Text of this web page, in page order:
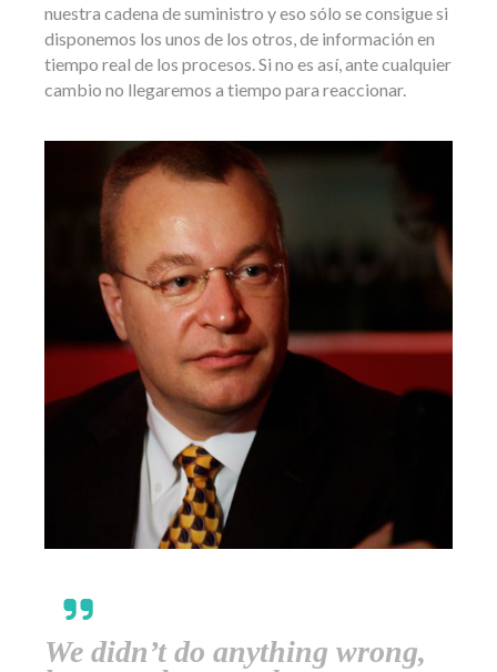
nuestra cadena de suministro y eso sólo se consigue si
disponemos los unos de los otros, de información en
tiempo real de los procesos. Si no es así, ante cualquier
cambio no llegaremos a tiempo para reaccionar.
We didn’t do anything wrong,